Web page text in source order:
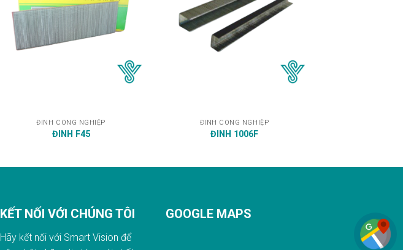
ĐINH CÔNG NGHIỆP
ĐINH F45
ĐINH CÔNG NGHIỆP
ĐINH 1006F
KẾT NỐI VỚI CHÚNG TÔI
Hãy kết nối với Smart Vision để
GOOGLE MAPS